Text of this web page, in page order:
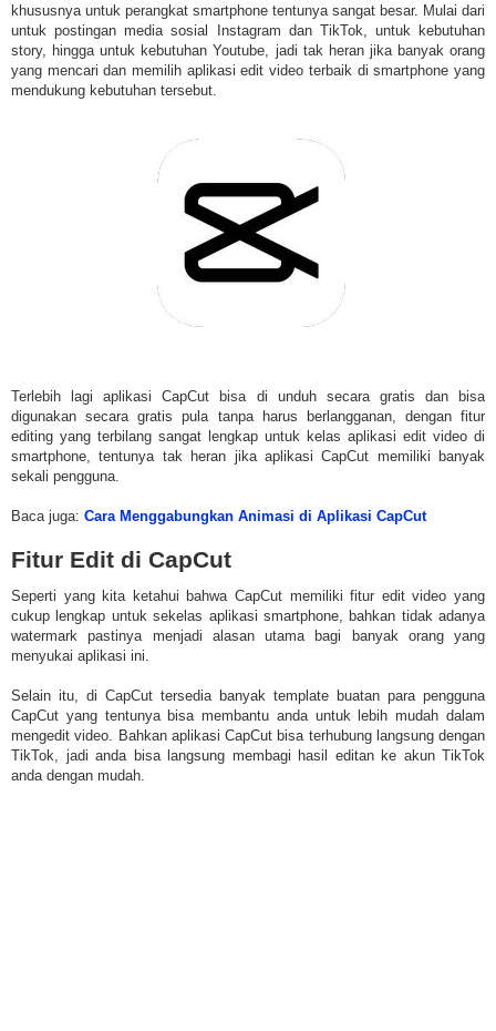
khususnya untuk perangkat smartphone tentunya sangat besar. Mulai dari
untuk postingan media sosial Instagram dan TikTok, untuk kebutuhan
story, hingga untuk kebutuhan Youtube, jadi tak heran jika banyak orang
yang mencari dan memilih aplikasi edit video terbaik di smartphone yang
mendukung kebutuhan tersebut.
Terlebih lagi aplikasi CapCut bisa di unduh secara gratis dan bisa
digunakan secara gratis pula tanpa harus berlangganan, dengan fitur
editing yang terbilang sangat lengkap untuk kelas aplikasi edit video di
smartphone, tentunya tak heran jika aplikasi CapCut memiliki banyak
sekali pengguna.
Baca juga: Cara Menggabungkan Animasi di Aplikasi CapCut
Fitur Edit di CapCut
Seperti yang kita ketahui bahwa CapCut memiliki fitur edit video yang
cukup lengkap untuk sekelas aplikasi smartphone, bahkan tidak adanya
watermark pastinya menjadi alasan utama bagi banyak orang yang
menyukai aplikasi ini.
Selain itu, di CapCut tersedia banyak template buatan para pengguna
CapCut yang tentunya bisa membantu anda untuk lebih mudah dalam
mengedit video. Bahkan aplikasi CapCut bisa terhubung langsung dengan
TikTok, jadi anda bisa langsung membagi hasil editan ke akun TikTok
anda dengan mudah.